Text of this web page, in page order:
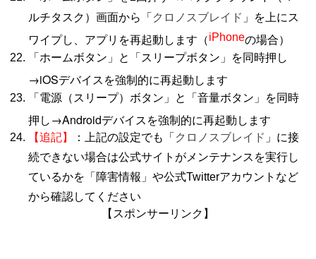
ルチタスク）画面から「 クロノスブレイド 」 を上にス
ワイプし、アプリを再起動します（iPhoneの場合）
「ホームボタン」と「スリープボタン」を同時押し
→iOSデバイスを強制的に再起動します
「電源（スリープ）ボタン」と「音量ボタン」を同時
押し→Androidデバイスを強制的に再起動します
【追記】
：上記の設定でも「 クロノスブレイド 」に接
続できない場合は公式サイトがメンテナンスを実行し
ているかを「障害情報」や公式Twitterアカウントなど
から確認してください
【スポンサーリンク】